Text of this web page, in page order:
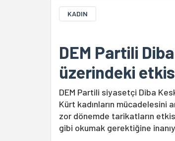
KADIN
DEM Partili
üzerindeki
DEM Partili siyasetçi Diba
Kürt kadınların mücadelesini
zor dönemde tarikatların
gibi okumak gerektiğine